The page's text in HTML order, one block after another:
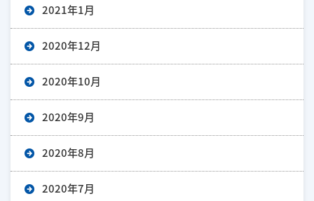
2021年1月
2020年12月
2020年10月
2020年9月
2020年8月
2020年7月